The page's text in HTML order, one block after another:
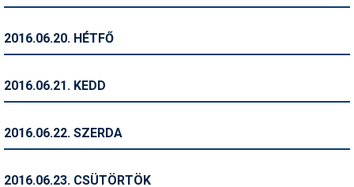
Szakértők
Telemark
2016.06.20. HÉTFŐ
2016.06.21. KEDD
2016.06.22. SZERDA
2016.06.23. CSÜTÖRTÖK